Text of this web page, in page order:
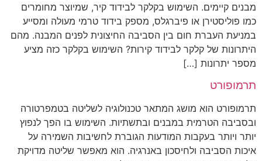
מבנים קיימים. השימוש בקלקר לבידוד קיר, שמיוצר מחומרים
כמו פוליסטירן או פיברגלס, מספק בידוד טרמי מעולה ומסייע
במניעת העברת חום בין הסביבה החיצונית לפנים המבנה. מהם
היתרונות של קלקר לבידוד קירות? השימוש בקלקר כזה מציע
מספר יתרונות […]
תרמופורט
תרמופורט הוא מושג המתאר טכנולוגיה לשליטה בטמפרטורה
ובסביבה הטרמית במבנים ובתשתיות. השימוש בו הפך לנפוץ
יותר ויותר בעקבות המודעות הגוברת לחשיבות השמירה על
איכות הסביבה ולחיסכון באנרגיה. הוא מאפשר שליטה מדויקת